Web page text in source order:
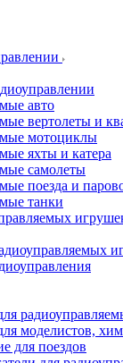
авто
вертолеты и
мотоциклы
яхты и катера
самолеты
поезда и
танки
моделистов,
для поездов